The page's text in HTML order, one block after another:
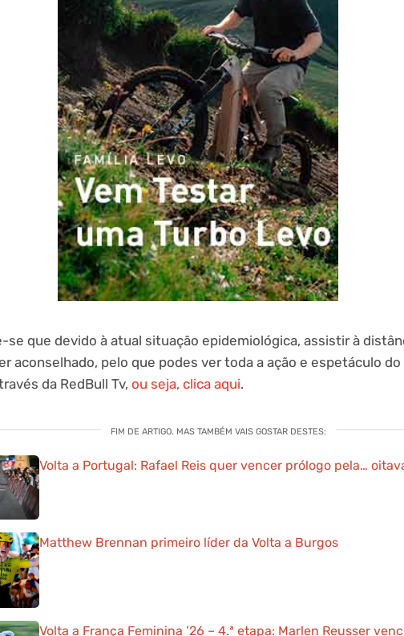
se que devido à atual situação epidemiológica, assistir à
aconselhado, pelo que podes ver toda a ação e espetáculo
da RedBull Tv, ou seja, clica aqui.
FIM DE ARTIGO. MAS TAMBÉM VAIS GOSTAR DESTES:
Volta a Portugal: Rafael Reis quer vencer prólogo pela…
Matthew Brennan primeiro líder da Volta a Burgos
Volta a França Feminina ’26 – 4.ª etapa: Marlen Reusser